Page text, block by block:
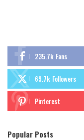
235.7k Fans
69.7k Followers
Pinterest
Popular Posts